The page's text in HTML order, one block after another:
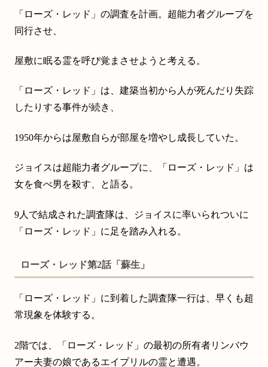
「ローズ・レッド」の調査を計画。超能力者グループを
同行させ、
屋敷に眠る霊を呼び覚まさせようと考える。
「ローズ・レッド」は、建築当初から人が死んだり失踪
したりする事件が続き、
1950年からは屋敷自らが部屋を増やし成長していた。
ジョイスは超能力者グループに、「ローズ・レッド」は
女を食べ男を殺す、と語る。
9人で結成された調査隊は、ジョイスに率いられついに
「ローズ・レッド」に足を踏み入れる。
ローズ・レッド第2話「蘇生」
「ローズ・レッド」に到着した調査隊一行は、早くも超
常現象を体験する。
2階では、「ローズ・レッド」の最初の所有者リンバウ
アー夫妻の娘であるエイプリルの霊と遭遇。